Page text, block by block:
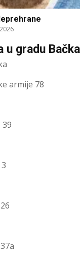
u gradu
armije 78
39